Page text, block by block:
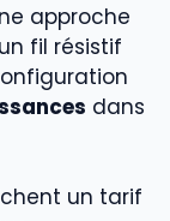
approche
fil résistif
dans
un tarif